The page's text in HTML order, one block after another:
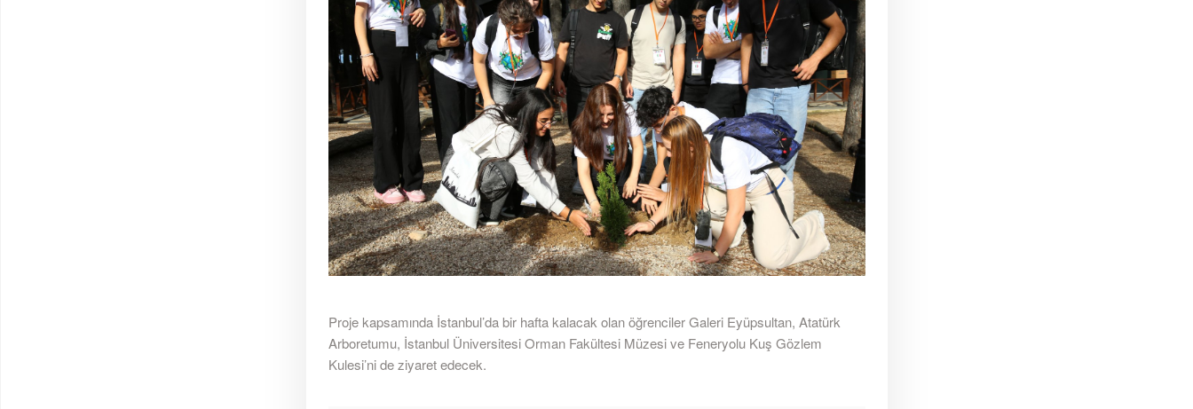
Proje kapsamında İstanbul’da bir hafta kalacak olan öğrenciler Galeri Eyüpsultan, Atatürk
Arboretumu, İstanbul Üniversitesi Orman Fakültesi Müzesi ve Feneryolu Kuş Gözlem
Kulesi’ni de ziyaret edecek.